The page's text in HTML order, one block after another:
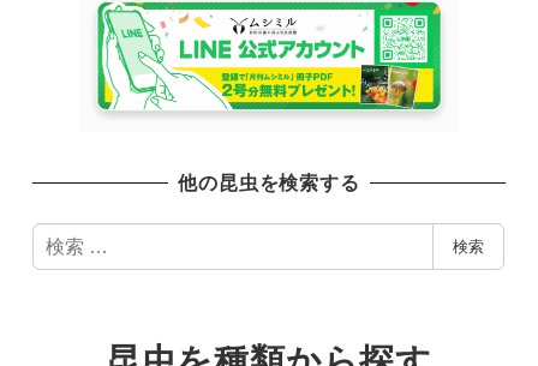
他の昆虫を検索する
検
索
検索